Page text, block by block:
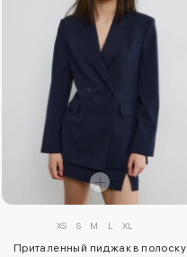
XS S M L XL
Приталенный пиджак в полоску